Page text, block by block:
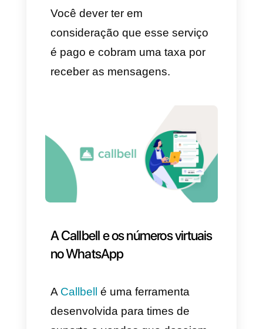
pequenas empresas.
3) TextPlus
virtual dos EUA ou Canadá. A
mesma
limita algumas das
suas funções
a esses países,
não está limitado
muito simples, só você deve
fornecer um nome de usuário e